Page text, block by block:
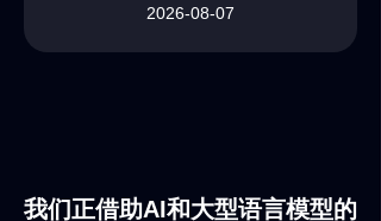
我们正借助AI和大型语言模型的
2026-08-07